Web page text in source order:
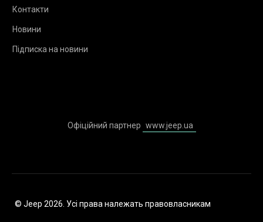
Контакти
Новини
Підписка на новини
Офіційний партнер www.jeep.ua
© Jeep 2026. Усі права належать правовласникам